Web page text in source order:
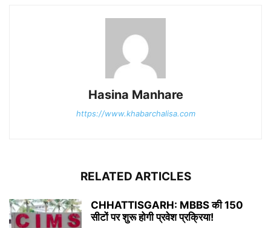
Hasina Manhare
https://www.khabarchalisa.com
RELATED ARTICLES
CHHATTISGARH: MBBS की 150
सीटों पर शुरू होगी प्रवेश प्रक्रिया!